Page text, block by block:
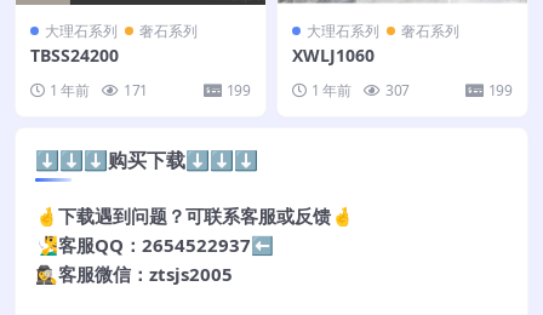
大理石系列 奢石系列
TBSS24200
1 年前 171 199
大理石系列 奢石系列
XWLJ1060
1 年前 307 199
⬇️⬇️⬇️购买下载⬇️⬇️⬇️
🤞下载遇到问题？可联系客服或反馈🤞
🧏‍♂️客服QQ：2654522937⬅️
🕵️‍♀️客服微信：ztsjs2005